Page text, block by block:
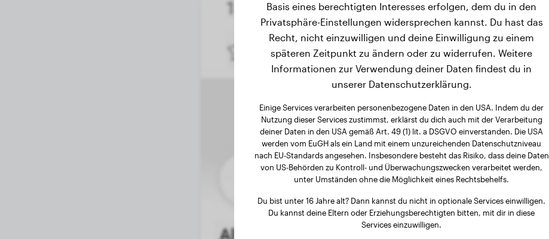
Basis eines berechtigten Interesses erfolgen, dem du in den
Privatsphäre-Einstellungen widersprechen kannst. Du hast das
Recht, nicht einzuwilligen und deine Einwilligung zu einem
späteren Zeitpunkt zu ändern oder zu widerrufen. Weitere
Informationen zur Verwendung deiner Daten findest du in
unserer Datenschutzerklärung.
Einige Services verarbeiten personenbezogene Daten in den USA. Indem du der
Nutzung dieser Services zustimmst, erklärst du dich auch mit der Verarbeitung
deiner Daten in den USA gemäß Art. 49 (1) lit. a DSGVO einverstanden. Die USA
werden vom EuGH als ein Land mit einem unzureichenden Datenschutzniveau
nach EU-Standards angesehen. Insbesondere besteht das Risiko, dass deine Daten
von US-Behörden zu Kontroll- und Überwachungszwecken verarbeitet werden,
unter Umständen ohne die Möglichkeit eines Rechtsbehelfs.
Du bist unter 16 Jahre alt? Dann kannst du nicht in optionale Services einwilligen.
Du kannst deine Eltern oder Erziehungsberechtigten bitten, mit dir in diese
Services einzuwilligen.